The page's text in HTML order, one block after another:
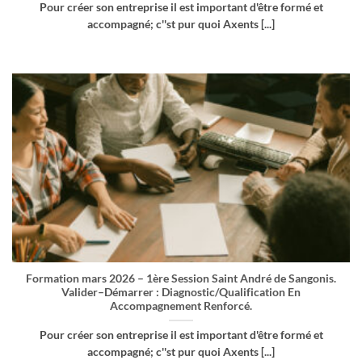
Pour créer son entreprise il est important d'être formé et
accompagné; c''st pur quoi Axents [...]
Formation mars 2026 – 1ère Session Saint André de Sangonis.
Valider–Démarrer : Diagnostic/Qualification En
Accompagnement Renforcé.
Pour créer son entreprise il est important d'être formé et
accompagné; c''st pur quoi Axents [...]